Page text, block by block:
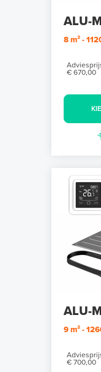
ALU-
8 m² -
€ 670,00
ALU-
9 m² -
€ 700,00